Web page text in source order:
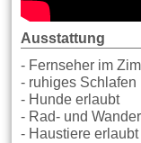
Ausstattung
- Fernseher im
- ruhiges Schlafen
- Hunde erlaubt
- Rad- und
- Haustiere erlaubt